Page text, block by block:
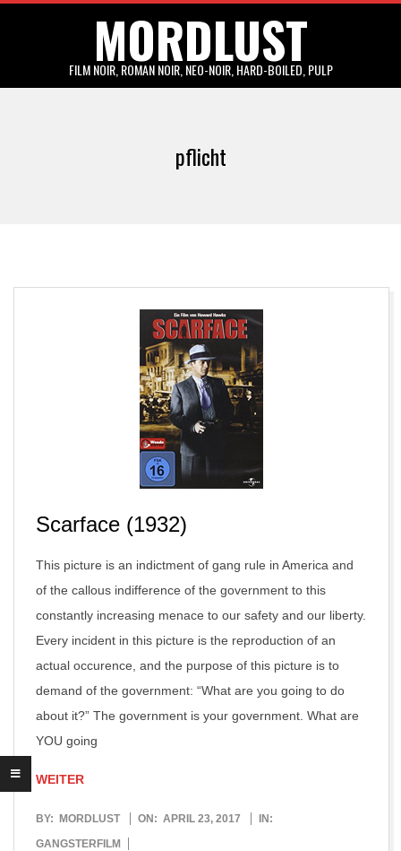
MORDLUST
FILM NOIR, ROMAN NOIR, NEO-NOIR, HARD-BOILED, PULP
pflicht
Scarface (1932)
This picture is an indictment of gang rule in America and
of the callous indifference of the government to this
constantly increasing menace to our safety and our liberty.
Every incident in this picture is the reproduction of an
actual occurence, and the purpose of this picture is to
demand of the government: “What are you going to do
about it?” The government is your government. What are
YOU going
WEITER
2017-
04-
BY: MORDLUST ON: APRIL 23, 2017
IN:
GANGSTERFILM